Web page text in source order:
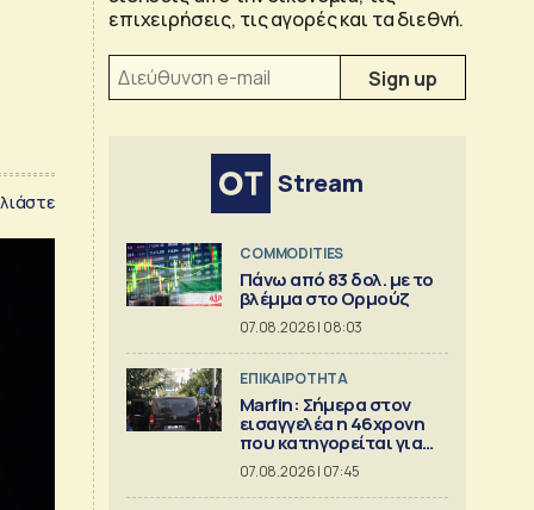
επιχειρήσεις, τις αγορές και τα διεθνή.
Stream
COMMODITIES
Πάνω από 83 δολ. με το
βλέμμα στο Ορμούζ
07.08.2026 | 08:03
ΕΠΙΚΑΙΡΟΤΗΤΑ
Marfin: Σήμερα στον
εισαγγελέα η 46χρονη
που κατηγορείται για
την φονική επίθεση
07.08.2026 | 07:45